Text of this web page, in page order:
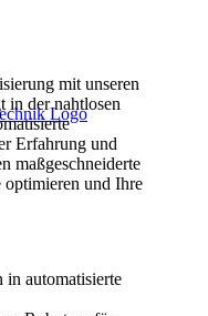
mit unseren
in der nahtlosen
Erfahrung und
maßgeschneiderte
optimieren und Ihre
in automatisierte